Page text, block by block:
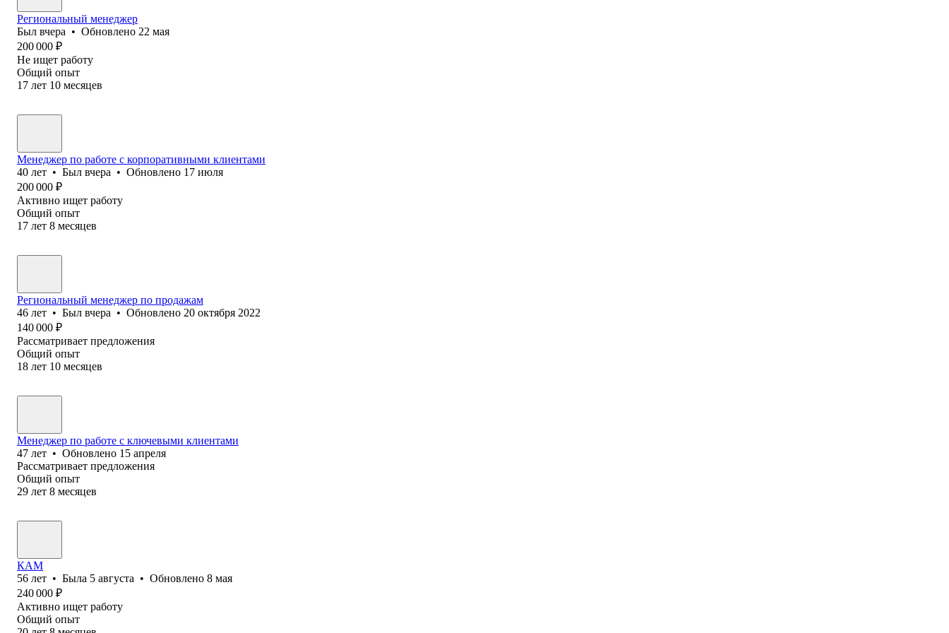
Региональный менеджер
Был вчера • Обновлено 22 мая
200 000 ₽
Не ищет работу
Общий опыт
17 лет 10 месяцев
Менеджер по работе с корпоративными клиентами
40 лет • Был вчера • Обновлено 17 июля
200 000 ₽
Активно ищет работу
Общий опыт
17 лет 8 месяцев
Региональный менеджер по продажам
46 лет • Был вчера • Обновлено 20 октября 2022
140 000 ₽
Рассматривает предложения
Общий опыт
18 лет 10 месяцев
Менеджер по работе с ключевыми клиентами
47 лет • Обновлено 15 апреля
Рассматривает предложения
Общий опыт
29 лет 8 месяцев
КАМ
56 лет • Была 5 августа • Обновлено 8 мая
240 000 ₽
Активно ищет работу
Общий опыт